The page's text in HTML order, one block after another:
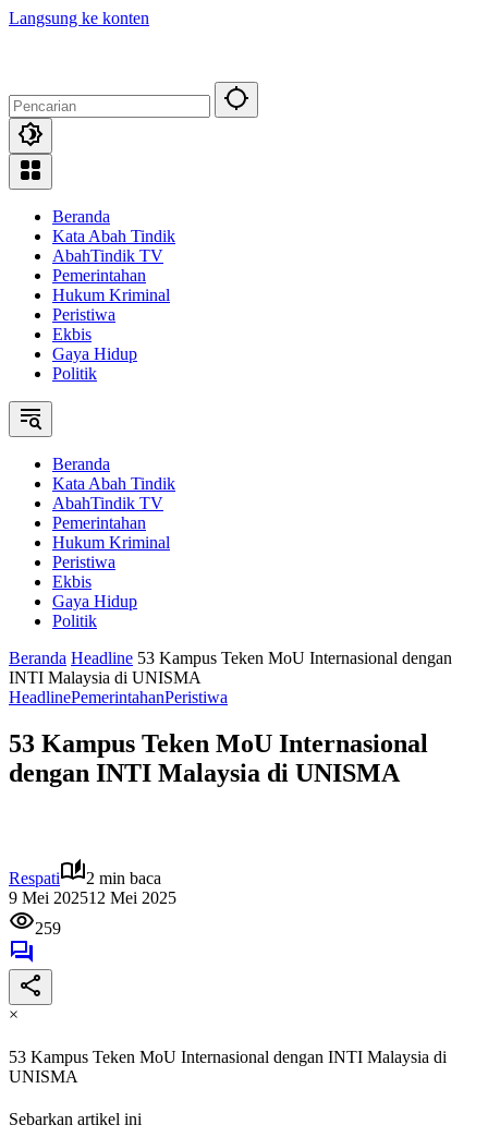
Langsung ke konten
Beranda
Kata Abah Tindik
AbahTindik TV
Pemerintahan
Hukum Kriminal
Peristiwa
Ekbis
Gaya Hidup
Politik
Beranda
Kata Abah Tindik
AbahTindik TV
Pemerintahan
Hukum Kriminal
Peristiwa
Ekbis
Gaya Hidup
Politik
Beranda Headline 53 Kampus Teken MoU Internasional dengan
INTI Malaysia di UNISMA
HeadlinePemerintahanPeristiwa
53 Kampus Teken MoU Internasional
dengan INTI Malaysia di UNISMA
Respati
2 min baca
9 Mei 202512 Mei 2025
259
×
53 Kampus Teken MoU Internasional dengan INTI Malaysia di
UNISMA
Sebarkan artikel ini